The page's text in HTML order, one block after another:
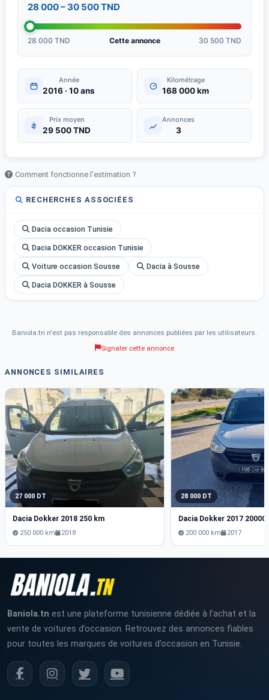
28 000 – 30 500 TND
28 000 TND Cette annonce 30 500 TND
Année
2016 · 10 ans
Kilométrage
168 000 km
Prix moyen
29 500 TND
Annonces
3
Comment fonctionne l'estimation ?
RECHERCHES ASSOCIÉES
Dacia occasion Tunisie
Dacia DOKKER occasion Tunisie
Voiture occasion Sousse Dacia à Sousse
Dacia DOKKER à Sousse
Baniola.tn n'est pas responsable des annonces publiées par les utilisateurs.
Signaler cette annonce
ANNONCES SIMILAIRES
27 000 DT
Dacia Dokker 2018 250 km
250 000 km 2018
28 000 DT
Dacia Dokker 2017
200 000 km 2017
Baniola.tn est une plateforme tunisienne dédiée à l’achat et la
vente de voitures d’occasion. Retrouvez des annonces fiables
pour toutes les marques de voitures d’occasion en Tunisie.